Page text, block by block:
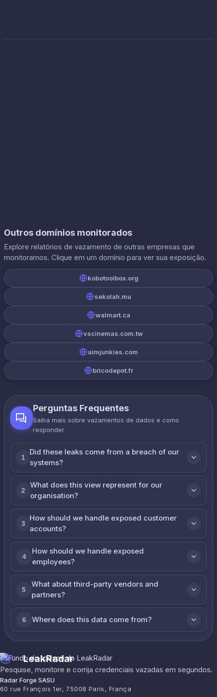
Outros domínios monitorados
Explore relatórios de vazamento de outras empresas que
monitoramos. Clique em um domínio para ver sua exposição.
kobotoolbox.org
sekolah.mu
walmart.ca
vscinemas.com.tw
aimjunkies.com
bricodepot.fr
Perguntas Frequentes
Saiba mais sobre vazamentos de dados e como
responder
1
Did these leaks come from a breach of our
systems?
2
What does this view represent for our
organisation?
3
How should we handle exposed customer
accounts?
4
How should we handle exposed
employees?
5
What about third-party vendors and
partners?
6 Where does this data come from?
LeakRadar
Pesquise, monitore e corrija credenciais vazadas em segundos.
Radar Forge SASU
60 rue François 1er, 75008 Paris, França